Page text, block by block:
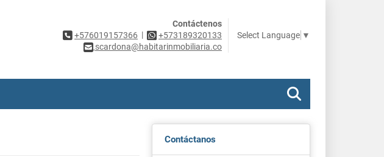
Contáctenos
+576019157366 |
+573189320133
scardona@habitarinmobiliaria.co
Select Language ▼
Contáctanos